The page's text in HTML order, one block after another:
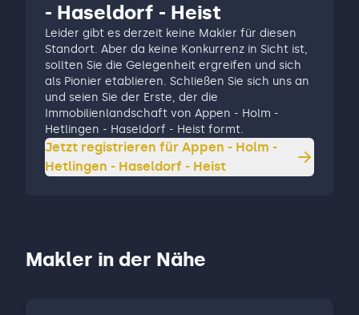
- Haseldorf - Heist
Leider gibt es derzeit keine Makler für diesen
Standort. Aber da keine Konkurrenz in Sicht ist,
sollten Sie die Gelegenheit ergreifen und sich
als Pionier etablieren. Schließen Sie sich uns an
und seien Sie der Erste, der die
Immobilienlandschaft von Appen - Holm -
Hetlingen - Haseldorf - Heist formt.
Jetzt registrieren für Appen - Holm -
Hetlingen - Haseldorf - Heist
Makler in der Nähe